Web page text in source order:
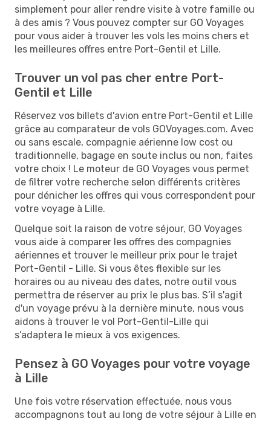
simplement pour aller rendre visite à votre famille ou
à des amis ? Vous pouvez compter sur GO Voyages
pour vous aider à trouver les vols les moins chers et
les meilleures offres entre Port-Gentil et Lille.
Trouver un vol pas cher entre Port-
Gentil et Lille
Réservez vos billets d'avion entre Port-Gentil et Lille
grâce au comparateur de vols GOVoyages.com. Avec
ou sans escale, compagnie aérienne low cost ou
traditionnelle, bagage en soute inclus ou non, faites
votre choix ! Le moteur de GO Voyages vous permet
de filtrer votre recherche selon différents critères
pour dénicher les offres qui vous correspondent pour
votre voyage à Lille.
Quelque soit la raison de votre séjour, GO Voyages
vous aide à comparer les offres des compagnies
aériennes et trouver le meilleur prix pour le trajet
Port-Gentil - Lille. Si vous êtes flexible sur les
horaires ou au niveau des dates, notre outil vous
permettra de réserver au prix le plus bas. S’il s'agit
d'un voyage prévu à la dernière minute, nous vous
aidons à trouver le vol Port-Gentil-Lille qui
s’adaptera le mieux à vos exigences.
Pensez à GO Voyages pour votre voyage
à Lille
Une fois votre réservation effectuée, nous vous
accompagnons tout au long de votre séjour à Lille en